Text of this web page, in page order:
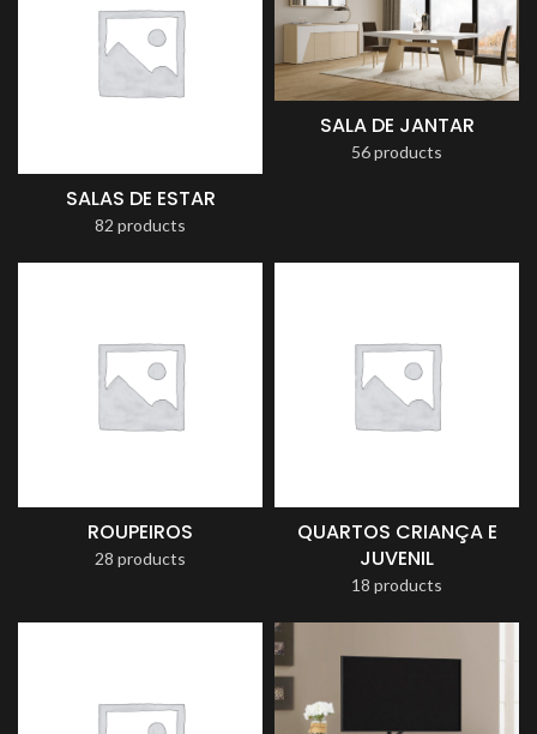
SALAS DE ESTAR
82 products
SALA DE JANTAR
56 products
ROUPEIROS
28 products
QUARTOS CRIANÇA E
JUVENIL
18 products